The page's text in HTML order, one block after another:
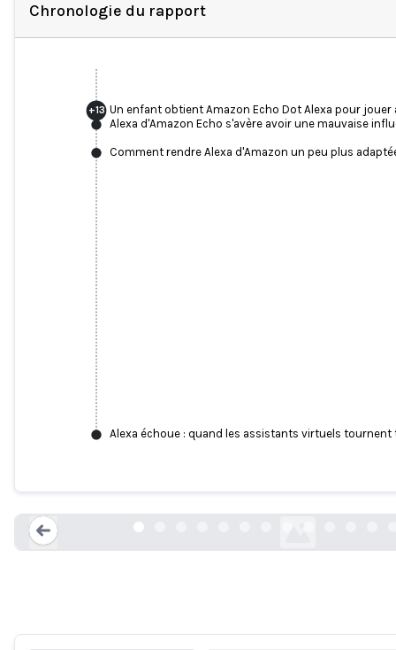
Chronologie du rapport
+13 Un enfant obtient Amazon Echo Dot Alexa pour jouer
Alexa d'Amazon Echo s'avère avoir une mauvaise
Comment rendre Alexa d'Amazon un peu plus
Alexa échoue : quand les assistants virtuels tournent